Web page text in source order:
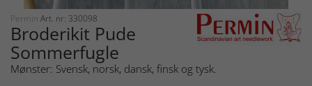
Permin Art. nr: 330098
Broderikit Pude
Sommerfugle
Mønster: Svensk, norsk, dansk, finsk og tysk.